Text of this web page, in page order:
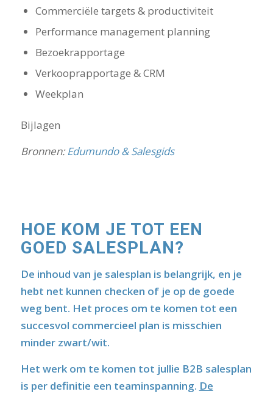
Commerciële targets & productiviteit
Performance management planning
Bezoekrapportage
Verkooprapportage & CRM
Weekplan
Bijlagen
Bronnen:Edumundo & Salesgids
HOE KOM JE TOT EEN
GOED SALESPLAN?
De inhoud van je salesplan is belangrijk, en je
hebt net kunnen checken of je op de goede
weg bent. Het proces om te komen tot een
succesvol commercieel plan is misschien
minder zwart/wit.
Het werk om te komen tot jullie B2B salesplan
is per definitie een teaminspanning. De